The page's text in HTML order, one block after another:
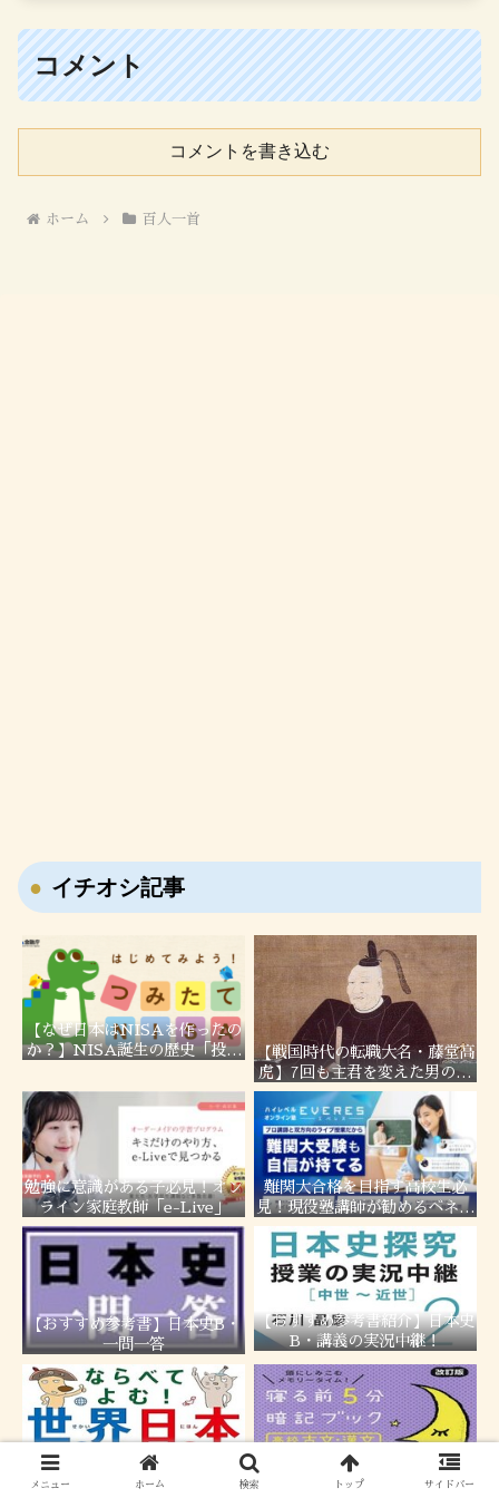
コメント
コメントを書き込む
ホーム 百人一首
イチオシ記事
【なぜ日本はNISAを作ったの
か？】NISA誕生の歴史「投資
説！
【戦国時代の転職大名・藤堂高
虎】7回も主君を変えた男の転
職履歴！
勉強に意識がある子必見！オン
ライン家庭教師「e-Live」
難関大合格を目指す高校生必
見！現役塾講師が勧めるベネッ
セの「エベレス高校部」
【おすすめ参考書】日本史B・
一問一答
【おすすめ参考書紹介】日本史
B・講義の実況中継！
【おすすめ参考書紹介】ならべ
てよむ！世界の歴史 日本の歴
【おすすめ参考書紹介】寝る前
5分暗記ブック 高校古文・漢文
メニュー ホーム 検索 トップ サイドバー